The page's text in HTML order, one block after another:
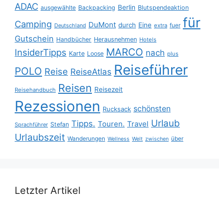
ADAC ausgewählte Backpacking Berlin Blutspendeaktion
Camping Deutschland DuMont durch Eine extra fuer für
Gutschein Handbücher Herausnehmen Hotels
InsiderTipps Karte Loose MARCO nach plus
POLO Reise ReiseAtlas Reiseführer
Reisehandbuch Reisen Reisezeit
Rezessionen Rucksack schönsten
Sprachführer Stefan Tipps. Touren. Travel Urlaub
Urlaubszeit Wanderungen Wellness Welt zwischen über
Letzter Artikel